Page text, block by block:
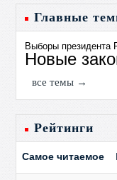
Главные
Выборы президента
Новые
все темы →
Рейтинги
Самое читаемое